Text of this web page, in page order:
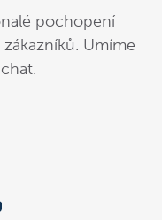
pochopení
Umíme